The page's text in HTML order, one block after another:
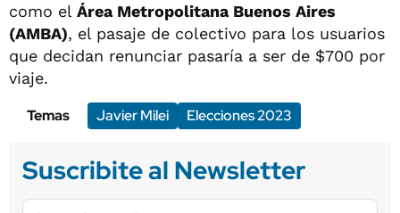
como el Área Metropolitana Buenos Aires
(AMBA), el pasaje de colectivo para los usuarios
que decidan renunciar pasaría a ser de $700 por
viaje.
Temas
Javier Milei Elecciones 2023
Suscribite al Newsletter